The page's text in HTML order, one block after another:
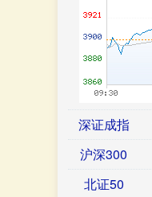
深证成指
沪深300
北证50